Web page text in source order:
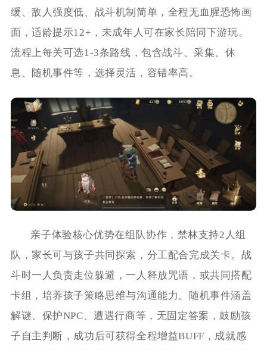
缓、敌人强度低、战斗机制简单，全程无血腥恐怖画
面，适龄提示12+，未成年人可在家长陪同下游玩。
流程上每关可选1-3条路线，包含战斗、采集、休
息、随机事件等，选择灵活，容错率高。
亲子体验核心优势在组队协作，禁林支持2人组
队，家长可与孩子共同探索，分工配合完成关卡。战
斗时一人负责走位躲避，一人释放咒语，或共同搭配
卡组，培养孩子策略思维与沟通能力。随机事件涵盖
解谜、保护NPC、遭遇行商等，无固定答案，鼓励孩
子自主判断，成功后可获得全程增益BUFF，成就感